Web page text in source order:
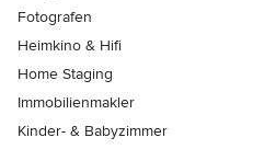
Fotografen
Heimkino & Hifi
Home Staging
Immobilienmakler
Kinder- & Babyzimmer